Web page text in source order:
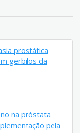
prostática
gerbilos da
na próstata
pela